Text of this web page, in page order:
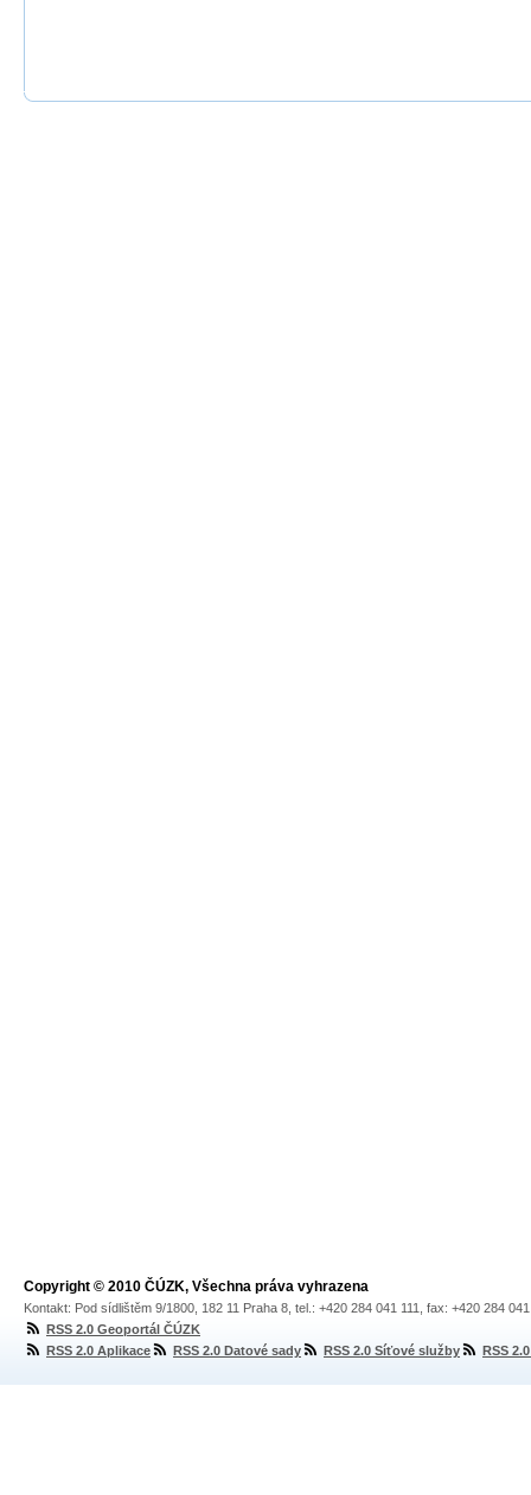
Copyright © 2010 ČÚZK, Všechna práva vyhrazena
Kontakt: Pod sídlištěm 9/1800, 182 11 Praha 8, tel.: +420 284 041 111, fax: +420 284
RSS 2.0 Geoportál ČÚZK
RSS 2.0 Aplikace
RSS 2.0 Datové sady RSS 2.0 Síťové služby RSS